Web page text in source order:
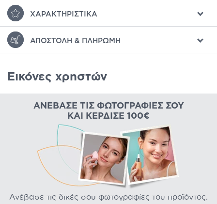
ΧΑΡΑΚΤΗΡΙΣΤΙΚΆ
ΑΠΟΣΤΟΛΉ & ΠΛΗΡΩΜΉ
Εικόνες χρηστών
ΑΝΈΒΑΣΕ ΤΙΣ ΦΩΤΟΓΡΑΦΊΕΣ ΣΟΥ
ΚΑΙ ΚΈΡΔΙΣΕ 100€
Ανέβασε τις δικές σου φωτογραφίες του προϊόντος.